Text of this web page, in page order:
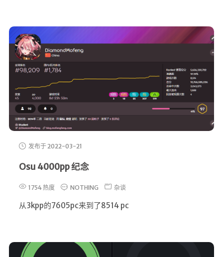
发布于 2022-03-21
Osu 4000pp 纪念
1754 热度 NOTHING 杂谈
从3kpp的7605pc来到了8514 pc